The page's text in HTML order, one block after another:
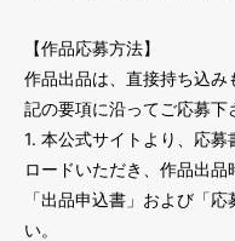
【作品応募方法】
作品出品は、直接持ち込
記の要項に沿ってご応募下
1. 本公式サイトより、応
ロードいただき、作品出品
「出品申込書」および「
い。